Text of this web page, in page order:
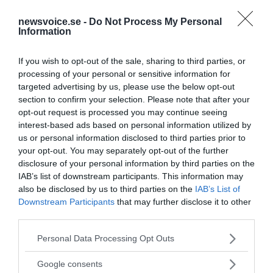
newsvoice.se - Do Not Process My Personal
Information
If you wish to opt-out of the sale, sharing to third parties, or
processing of your personal or sensitive information for
targeted advertising by us, please use the below opt-out
section to confirm your selection. Please note that after your
opt-out request is processed you may continue seeing
interest-based ads based on personal information utilized by
us or personal information disclosed to third parties prior to
your opt-out. You may separately opt-out of the further
disclosure of your personal information by third parties on the
IAB’s list of downstream participants. This information may
also be disclosed by us to third parties on the IAB’s List of
Downstream Participants that may further disclose it to other
Please note that this website/app uses one or more Google
not limited to your visit or usage behaviour. You may click to
Personal Data Processing Opt Outs
Google consents
Ämnen: foi gustav giertz
hjärnkontroll
professor abrikosov
superdatorer